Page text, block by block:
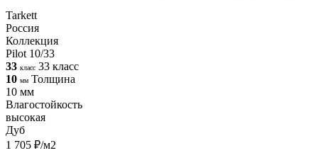
Tarkett
Россия
Коллекция
Pilot 10/33
33 класс 33 класс
10 мм Толщина
10 мм
Влагостойкость
высокая
Дуб
1 705 ₽/м2